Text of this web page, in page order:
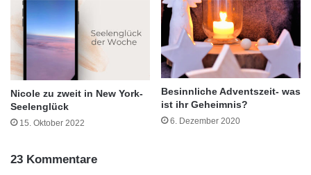
Nicole zu zweit in New York-
Seelenglück
15. Oktober 2022
Besinnliche Adventszeit- was
ist ihr Geheimnis?
6. Dezember 2020
23 Kommentare